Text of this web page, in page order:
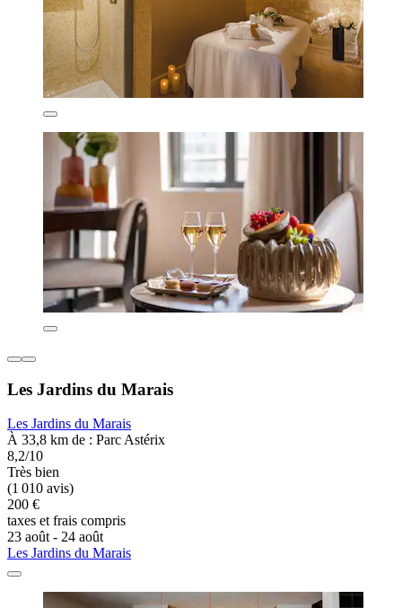
Les Jardins du Marais
Les Jardins du Marais
À 33,8 km de : Parc Astérix
8,2/10
Très bien
(1 010 avis)
200 €
taxes et frais compris
23 août - 24 août
Les Jardins du Marais